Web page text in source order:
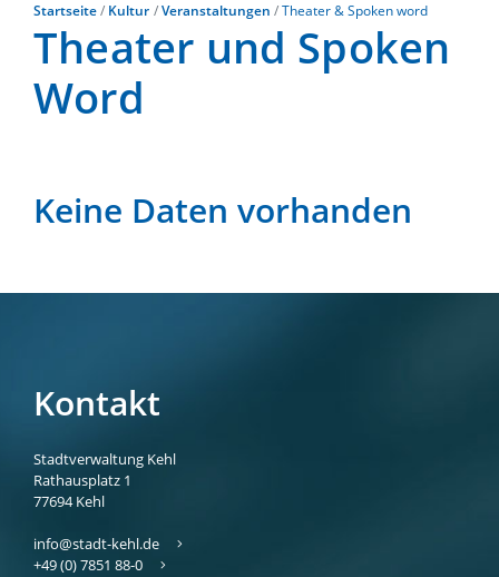
Startseite Kultur Veranstaltungen Theater & Spoken word
Theater und Spoken
Word
Keine Daten vorhanden
Kontakt
Stadtverwaltung Kehl
Rathausplatz 1
77694 Kehl
info@stadt-kehl.de
+49 (0) 7851 88-0